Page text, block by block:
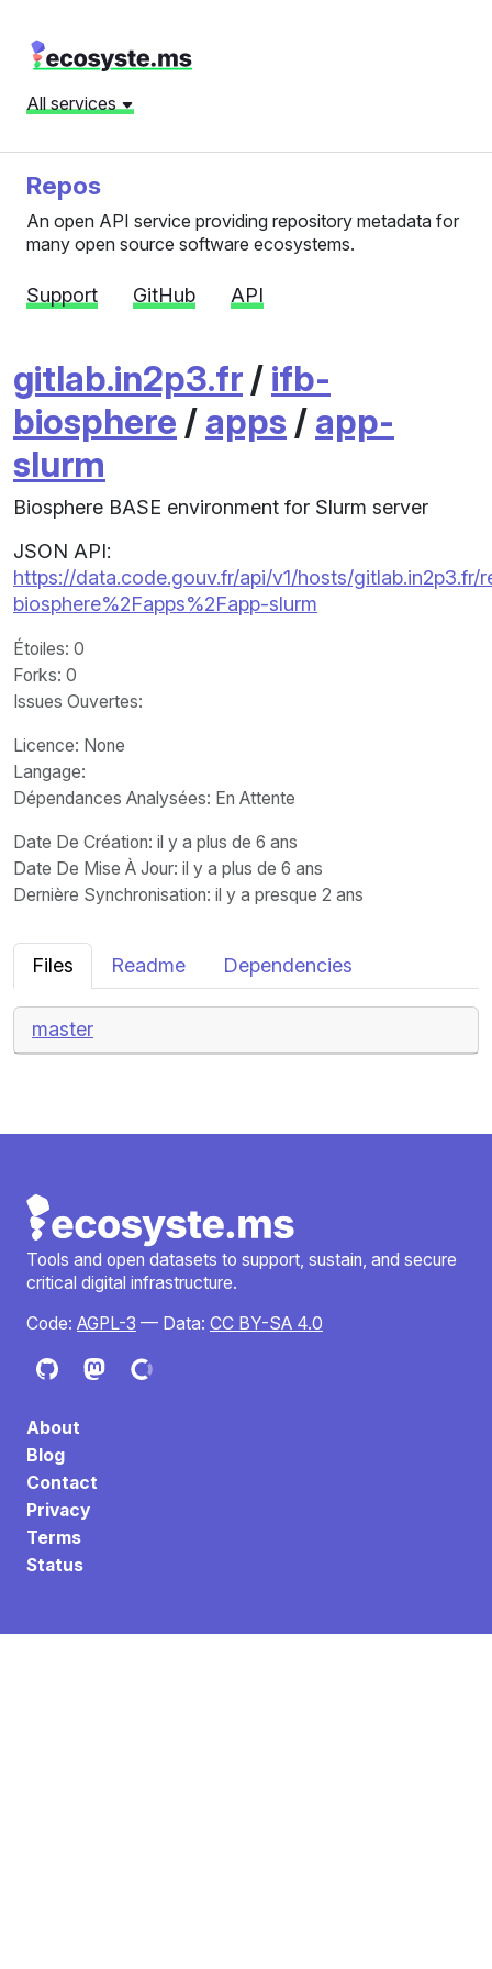
All services
Repos
An open API service providing repository metadata for
many open source software ecosystems.
Support GitHub API
gitlab.in2p3.fr / ifb-
biosphere / apps / app-
slurm
Biosphere BASE environment for Slurm server
JSON API:
https://data.code.gouv.fr/api/v1/hosts/gitlab.in2p3.fr/
biosphere%2Fapps%2Fapp-slurm
Étoiles: 0
Forks: 0
Issues Ouvertes:
Licence: None
Langage:
Dépendances Analysées: En Attente
Date De Création: il y a plus de 6 ans
Date De Mise À Jour: il y a plus de 6 ans
Dernière Synchronisation: il y a presque 2 ans
Files Readme Dependencies
master
Tools and open datasets to support, sustain, and secure
critical digital infrastructure.
Code: AGPL-3 — Data: CC BY-SA 4.0
About
Blog
Contact
Privacy
Terms
Status